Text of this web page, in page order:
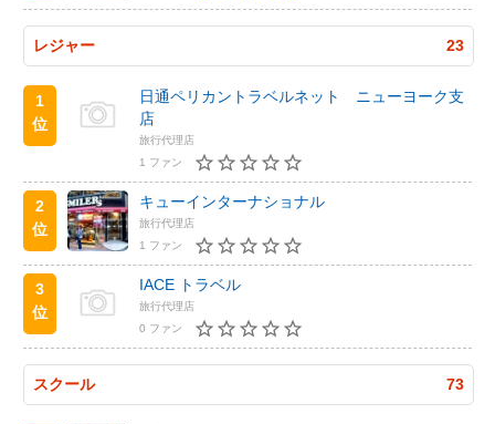
レジャー 23
1
位
日通ペリカントラベルネット ニューヨーク支
店
旅行代理店
1 ファン
2
位
キューインターナショナル
旅行代理店
1 ファン
3
位
IACE トラベル
旅行代理店
0 ファン
スクール 73